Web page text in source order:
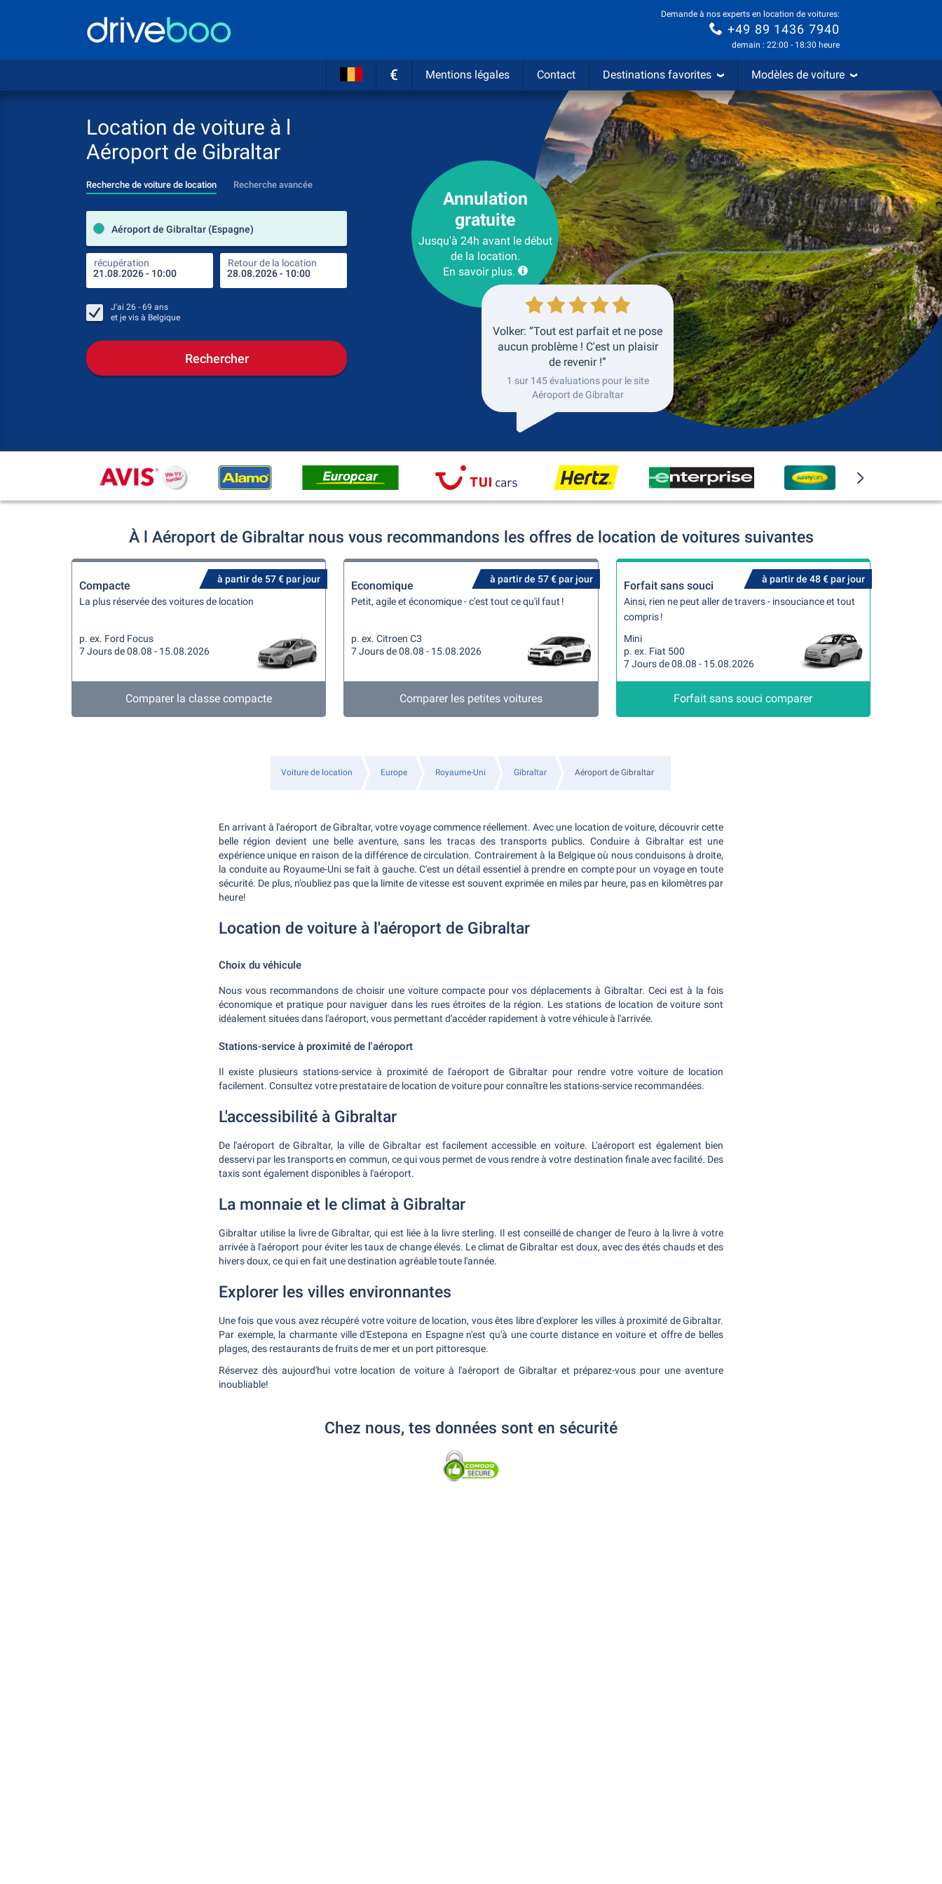
Demande à nos experts en location de voitures:
+49 89 1436 7940
demain : 22:00 - 18:30 heure
€ Mentions légales Contact Destinations favorites Modèles de voiture
Location de voiture à l
Aéroport de Gibraltar
Recherche de voiture de location Recherche avancée
Aéroport de Gibraltar (Espagne)
récupération Retour de la location endroit de retour
Retour de la location
J'ai 26 - 69 ans
et je vis à Belgique
Rechercher
Annulation
gratuite
Jusqu'à 24h avant le début
de la location.
En savoir plus.
Volker: “Tout est parfait et ne pose
aucun problème ! C'est un plaisir
de revenir !”
1 sur 145 évaluations pour le site
Aéroport de Gibraltar
À l Aéroport de Gibraltar nous vous recommandons les offres de location de voitures suivantes
à partir de 57 € par jour
Compacte
La plus réservée des voitures de location
p. ex. Ford Focus
7 Jours de 08.08 - 15.08.2026
Comparer la classe compacte
à partir de 57 € par jour
Economique
Petit, agile et économique - c'est tout ce qu'il faut !
p. ex. Citroen C3
7 Jours de 08.08 - 15.08.2026
Comparer les petites voitures
à partir de 48 € par jour
Forfait sans souci
Ainsi, rien ne peut aller de travers - insouciance et tout
compris !
Mini
p. ex. Fiat 500
7 Jours de 08.08 - 15.08.2026
Forfait sans souci comparer
Voiture de location Europe Royaume-Uni Gibraltar Aéroport de Gibraltar
En arrivant à l'aéroport de Gibraltar, votre voyage commence réellement. Avec une location de voiture, découvrir cette
belle région devient une belle aventure, sans les tracas des transports publics. Conduire à Gibraltar est une
expérience unique en raison de la différence de circulation. Contrairement à la Belgique où nous conduisons à droite,
la conduite au Royaume-Uni se fait à gauche. C'est un détail essentiel à prendre en compte pour un voyage en toute
sécurité. De plus, n'oubliez pas que la limite de vitesse est souvent exprimée en miles par heure, pas en kilomètres par
heure!
Location de voiture à l'aéroport de Gibraltar
Choix du véhicule
Nous vous recommandons de choisir une voiture compacte pour vos déplacements à Gibraltar. Ceci est à la fois
économique et pratique pour naviguer dans les rues étroites de la région. Les stations de location de voiture sont
idéalement situées dans l'aéroport, vous permettant d'accéder rapidement à votre véhicule à l'arrivée.
Stations-service à proximité de l'aéroport
Il existe plusieurs stations-service à proximité de l'aéroport de Gibraltar pour rendre votre voiture de location
facilement. Consultez votre prestataire de location de voiture pour connaître les stations-service recommandées.
L'accessibilité à Gibraltar
De l'aéroport de Gibraltar, la ville de Gibraltar est facilement accessible en voiture. L'aéroport est également bien
desservi par les transports en commun, ce qui vous permet de vous rendre à votre destination finale avec facilité. Des
taxis sont également disponibles à l'aéroport.
La monnaie et le climat à Gibraltar
Gibraltar utilise la livre de Gibraltar, qui est liée à la livre sterling. Il est conseillé de changer de l'euro à la livre à votre
arrivée à l'aéroport pour éviter les taux de change élevés. Le climat de Gibraltar est doux, avec des étés chauds et des
hivers doux, ce qui en fait une destination agréable toute l'année.
Explorer les villes environnantes
Une fois que vous avez récupéré votre voiture de location, vous êtes libre d'explorer les villes à proximité de Gibraltar.
Par exemple, la charmante ville d'Estepona en Espagne n'est qu'à une courte distance en voiture et offre de belles
plages, des restaurants de fruits de mer et un port pittoresque.
Réservez dès aujourd'hui votre location de voiture à l'aéroport de Gibraltar et préparez-vous pour une aventure
inoubliable!
Chez nous, tes données sont en sécurité